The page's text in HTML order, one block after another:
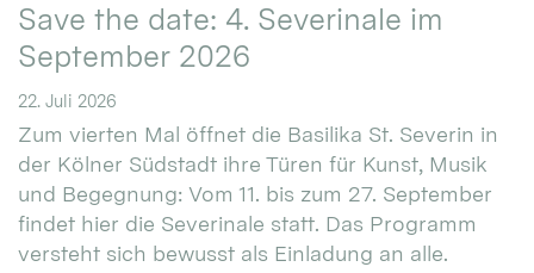
Save the date: 4. Severinale im
September 2026
22. Juli 2026
Zum vierten Mal öffnet die Basilika St. Severin in
der Kölner Südstadt ihre Türen für Kunst, Musik
und Begegnung: Vom 11. bis zum 27. September
findet hier die Severinale statt. Das Programm
versteht sich bewusst als Einladung an alle.